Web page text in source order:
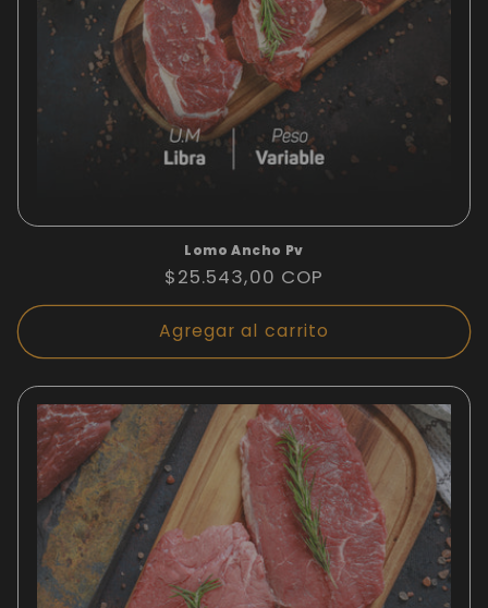
Lomo Ancho Pv
Precio
habitual
$25.543,00 COP
Agregar al carrito